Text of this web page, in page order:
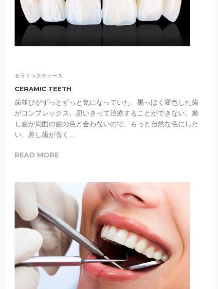
セラミックティース
CERAMIC TEETH
歯並びがずっとずっと気になっていた、黒っぽく変色した歯
がコンプレックス、思いきって治療することができない、差
し歯が周囲の歯の色と合わないので、もっと自然な色にした
い、差し歯が古く...
READ MORE